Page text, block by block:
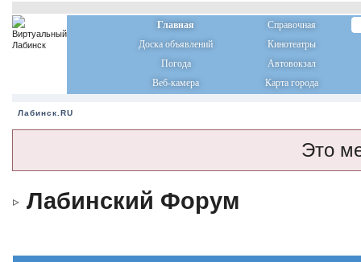
Главная
Справочная
Доска объявлений
Кинотеатры
Погода
Автовокзал
Веб-камера
Карта города
Лабинск.RU
Это
Лабинский Форум